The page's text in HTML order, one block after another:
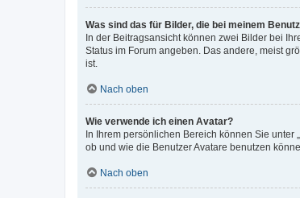
Was sind das für Bilder, die bei meinem
In der Beitragsansicht können zwei Bilder bei
Status im Forum angeben. Das andere, meist
ist.
Nach oben
Wie verwende ich einen Avatar?
In Ihrem persönlichen Bereich können Sie unter
ob und wie die Benutzer Avatare benutzen
Nach oben